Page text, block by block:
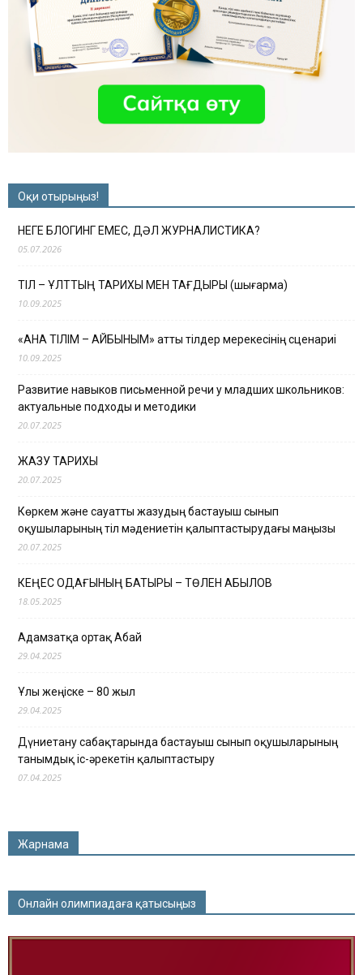
Оқи отырыңыз!
НЕГЕ БЛОГИНГ ЕМЕС, ДӘЛ ЖУРНАЛИСТИКА?
05.07.2026
ТІЛ – ҰЛТТЫҢ ТАРИХЫ МЕН ТАҒДЫРЫ (шығарма)
10.09.2025
«АНА ТІЛІМ – АЙБЫНЫМ» атты тілдер мерекесінің сценариі
10.09.2025
Развитие навыков письменной речи у младших школьников:
актуальные подходы и методики
20.07.2025
ЖАЗУ ТАРИХЫ
20.07.2025
Көркем және сауатты жазудың бастауыш сынып
оқушыларының тіл мәдениетін қалыптастырудағы маңызы
20.07.2025
КЕҢЕС ОДАҒЫНЫҢ БАТЫРЫ – ТӨЛЕН ҚАБЫЛОВ
18.05.2025
Адамзатқа ортақ Абай
29.04.2025
Ұлы жеңіске – 80 жыл
29.04.2025
Дүниетану сабақтарында бастауыш сынып оқушыларының
танымдық іс-әрекетін қалыптастыру
07.04.2025
Жарнама
Онлайн олимпиадаға қатысыңыз